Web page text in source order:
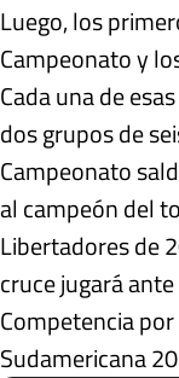
Luego, los
Campeonato y
Cada una de
dos grupos de
Campeonato
al campeón del
Libertadores de
cruce jugará
Competencia
Sudamericana